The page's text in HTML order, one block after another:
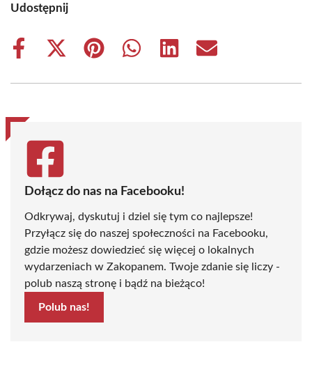
Udostępnij
Share
Share
(Twitter)
Share
Share
Share
Share
Dołącz do nas na Facebooku!
Odkrywaj, dyskutuj i dziel się tym co najlepsze!
Przyłącz się do naszej społeczności na Facebooku,
gdzie możesz dowiedzieć się więcej o lokalnych
wydarzeniach w Zakopanem. Twoje zdanie się liczy -
polub naszą stronę i bądź na bieżąco!
Polub nas!